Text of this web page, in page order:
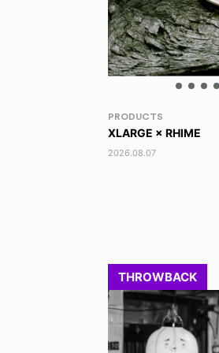
RANDOM
DINOSAUR JR.
2026.08.06
THROWBACK